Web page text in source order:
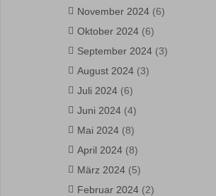
November 2024 (6)
Oktober 2024 (6)
September 2024 (3)
August 2024 (3)
Juli 2024 (6)
Juni 2024 (4)
Mai 2024 (8)
April 2024 (8)
März 2024 (5)
Februar 2024 (2)